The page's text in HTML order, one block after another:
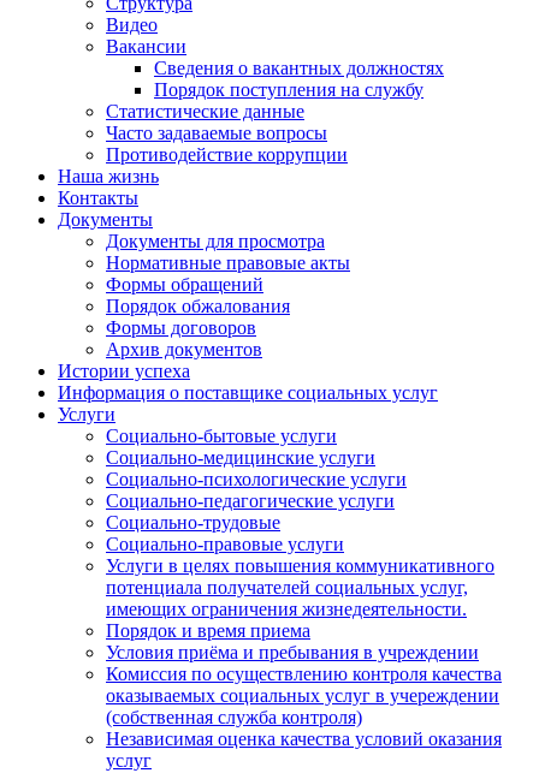
Видео
Вакансии
Сведения о вакантных должностях
Порядок поступления на службу
Статистические данные
Часто задаваемые вопросы
Противодействие коррупции
Наша жизнь
Контакты
Документы
Документы для просмотра
Нормативные правовые акты
Формы обращений
Порядок обжалования
Формы договоров
Архив документов
Истории успеха
Информация о поставщике социальных услуг
Услуги
Социально-бытовые услуги
Социально-медицинские услуги
Социально-психологические услуги
Социально-педагогические услуги
Социально-трудовые
Социально-правовые услуги
Услуги в целях повышения коммуникативного
потенциала получателей социальных услуг,
имеющих ограничения жизнедеятельности.
Порядок и время приема
Условия приёма и пребывания в учреждении
Комиссия по осуществлению контроля качества
оказываемых социальных услуг в учереждении
(собственная служба контроля)
Независимая оценка качества условий оказания
услуг